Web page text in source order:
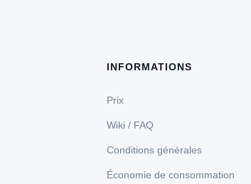
INFORMATIONS
Prix
Wiki / FAQ
Conditions générales
Économie de consommation